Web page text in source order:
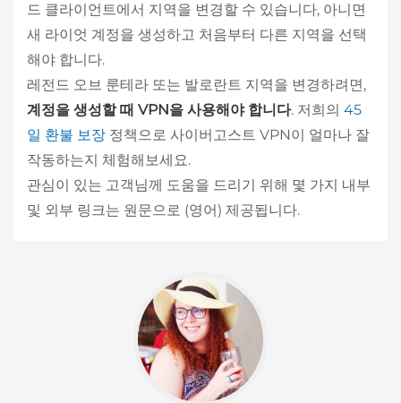
드 클라이언트에서 지역을 변경할 수 있습니다, 아니면
새 라이엇 계정을 생성하고 처음부터 다른 지역을 선택
해야 합니다.
레전드 오브 룬테라 또는 발로란트 지역을 변경하려면,
계정을 생성할 때 VPN을 사용해야 합니다. 저희의 45
일 환불 보장 정책으로 사이버고스트 VPN이 얼마나 잘
작동하는지 체험해보세요.
관심이 있는 고객님께 도움을 드리기 위해 몇 가지 내부
및 외부 링크는 원문으로 (영어) 제공됩니다.